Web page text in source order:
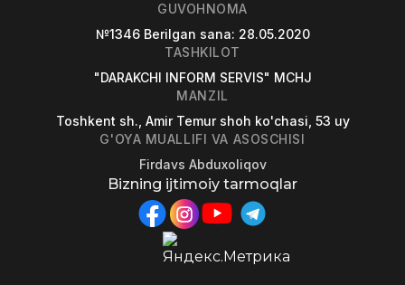
GUVOHNOMA
№1346 Berilgan sana: 28.05.2020
TASHKILOT
"DARAKCHI INFORM SERVIS" MCHJ
MANZIL
Toshkent sh., Amir Temur shoh ko'chasi, 53 uy
G'OYA MUALLIFI VA ASOSCHISI
Firdavs Abduxoliqov
Bizning ijtimoiy tarmoqlar